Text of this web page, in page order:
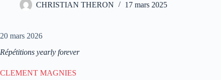
CHRISTIAN THERON 17 mars 2025
20 mars 2026
Répétitions yearly forever
CLEMENT MAGNIES